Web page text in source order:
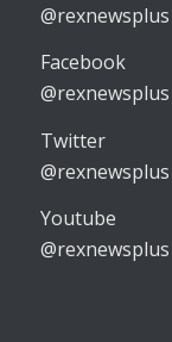
@rexnewsplus
Facebook
@rexnewsplus
Twitter
@rexnewsplus
Youtube
@rexnewsplus